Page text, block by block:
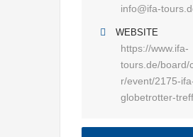
info@ifa-
WEBSITE
https://www.ifa-
tours.de/board/
r/event/2175-
globetrotter-